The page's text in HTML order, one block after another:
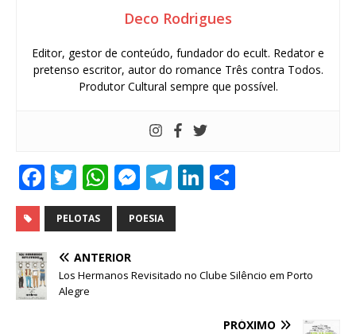
Deco Rodrigues
Editor, gestor de conteúdo, fundador do ecult. Redator e
pretenso escritor, autor do romance Três contra Todos.
Produtor Cultural sempre que possível.
F
a
c
e
b
o
T
w
it
te
r
W
h
at
s
A
M
e
ss
n
T
el
e
ra
Li
n
dI
PELOTAS POESIA
ANTERIOR
Los Hermanos Revisitado no Clube Silêncio em Porto
Alegre
PRÓXIMO